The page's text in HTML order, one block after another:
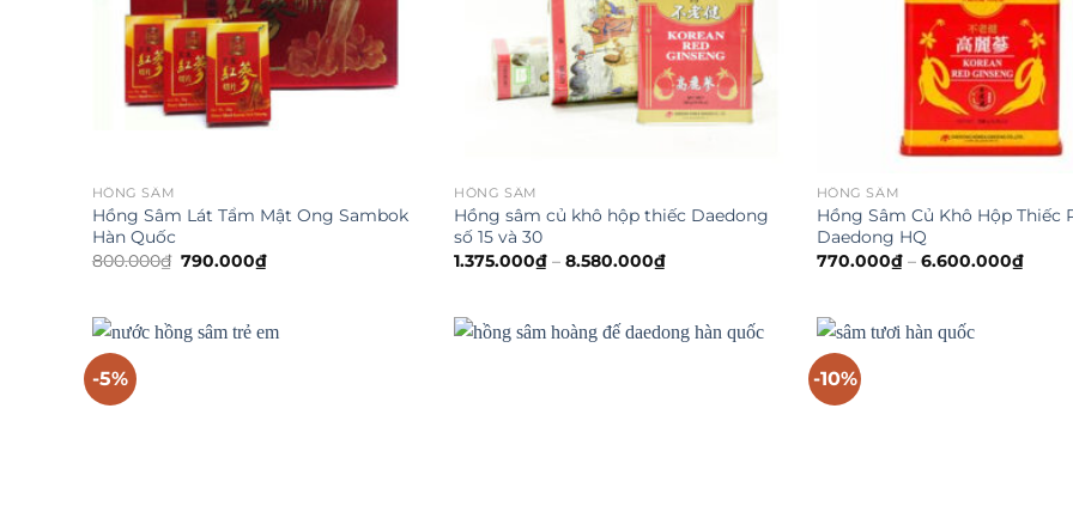
HỒNG SÂM
Hồng Sâm Lát Tẩm Mật Ong Sambok
Hàn Quốc
800.000₫ Giá
790.000₫Giá
790.000₫.
HỒNG SÂM
Hồng sâm củ khô hộp thiếc Daedong
số 15 và 30
1.375.000₫ –8.580.000₫
HỒNG SÂM
Hồng Sâm Củ Khô Hộp Thiếc
Daedong HQ
770.000₫– 6.600.000₫
-5% -10%